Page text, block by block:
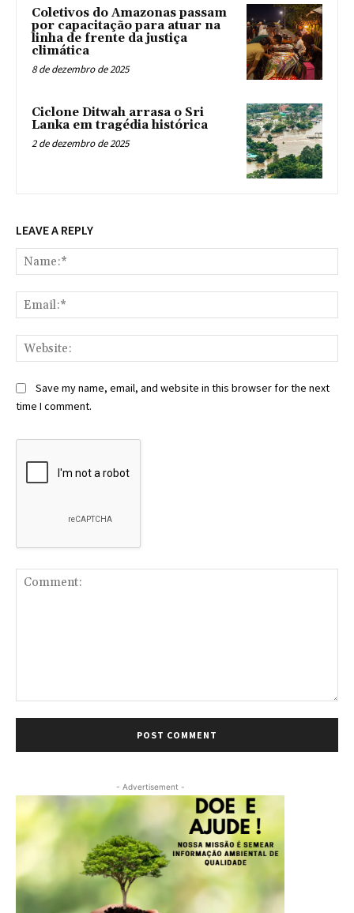
Coletivos do Amazonas passam
por capacitação para atuar na
linha de frente da justiça
climática
8 de dezembro de 2025
Ciclone Ditwah arrasa o Sri
Lanka em tragédia histórica
2 de dezembro de 2025
LEAVE A REPLY
Save my name, email, and website in this browser for the next
time I comment.
- Advertisement -